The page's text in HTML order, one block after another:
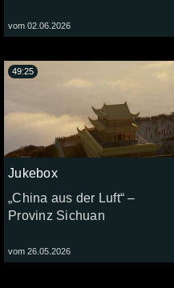
vom 02.06.2026
Jukebox
„China aus der Luft“ –
Provinz Sichuan
vom 26.05.2026
49:25